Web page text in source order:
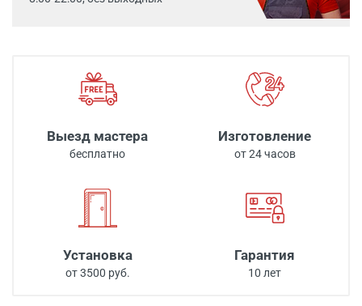
Выезд мастера
бесплатно
Изготовление
от 24 часов
Установка
от 3500 руб.
Гарантия
10 лет